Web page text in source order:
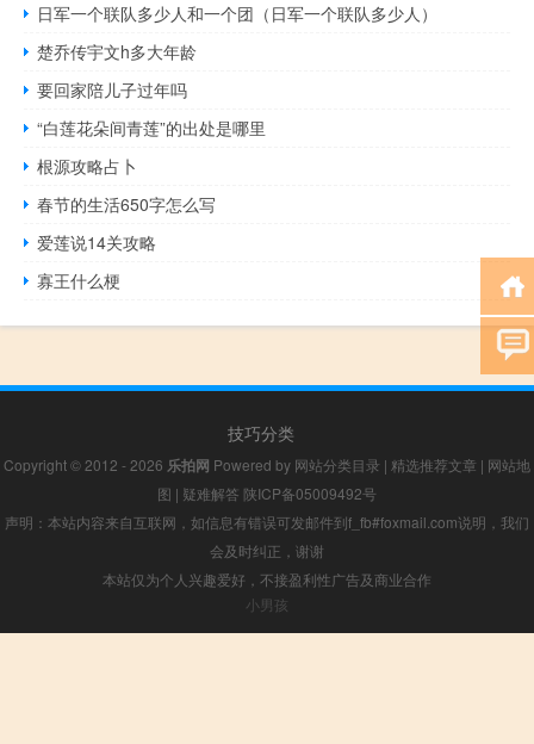
日军一个联队多少人和一个团（日军一个联队多少人）
楚乔传宇文h多大年龄
要回家陪儿子过年吗
“白莲花朵间青莲”的出处是哪里
根源攻略占卜
春节的生活650字怎么写
爱莲说14关攻略
寡王什么梗
技巧分类
Copyright © 2012 - 2026 乐拍网 Powered by 网站分类目录 | 精选推荐文章 | 网站地
图 | 疑难解答 陕ICP备05009492号
声明：本站内容来自互联网，如信息有错误可发邮件到f_fb#foxmail.com说明，我们
会及时纠正，谢谢
本站仅为个人兴趣爱好，不接盈利性广告及商业合作
小男孩